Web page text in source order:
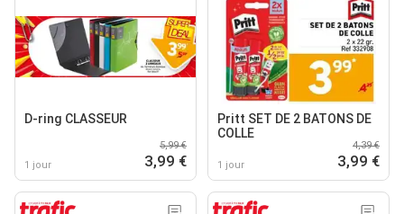
D-ring CLASSEUR
1 jour
5,99 €
3,99 €
Pritt SET DE 2 BATONS DE
COLLE
1 jour
4,39 €
3,99 €